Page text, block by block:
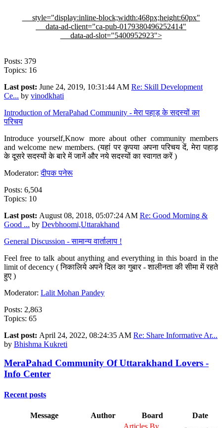
style="display:inline-block;width:468px;height:60px"
data-ad-client="ca-pub-0179380496252414"
data-ad-slot="5400952923">
Posts: 379
Topics: 16
Last post: June 24, 2019, 10:31:44 AM Re: Skill Development
Ce... by vinodkhati
Introduction of MeraPahad Community - मेरा पहाड़ के सदस्यों का
परिचय
Introduce yourself,Know more about other community members
and welcome new members. (यहां पर कृपया अपना परिचय दें, मेरा पहाड़
के दूसरे सदस्यों के बारे में जानें और नये सदस्यों का स्वागत करें )
Moderator:दीपक पनेरू
Posts: 6,504
Topics: 10
Last post: August 08, 2018, 05:07:24 AM Re: Good Morning &
Good ... by Devbhoomi,Uttarakhand
General Discussion - सामान्य वार्तालाप !
Feel free to talk about anything and everything in this board in the
limit of decency ( निकालिये अपने दिल का गुबार - शालीनता की सीमा में रहते
हुए )
Moderator: Lalit Mohan Pandey
Posts: 2,863
Topics: 65
Last post: April 24, 2022, 08:24:35 AM Re: Share Informative Ar...
by Bhishma Kukreti
MeraPahad Community Of Uttarakhand Lovers -
Info Center
Recent posts
Message Author Board Date
Articles By